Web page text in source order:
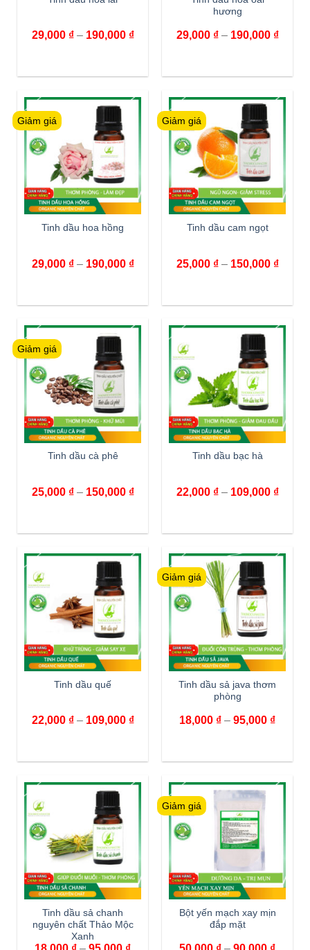
29,000 ₫– 190,000 ₫
hương
29,000 ₫– 190,000 ₫
Giảm giá
Tinh dầu hoa hồng
29,000 ₫– 190,000 ₫
Giảm giá
Tinh dầu cam ngọt
25,000 ₫– 150,000 ₫
Giảm giá
Tinh dầu cà phê
25,000 ₫– 150,000 ₫
Tinh dầu bạc hà
22,000 ₫– 109,000 ₫
Tinh dầu quế
22,000 ₫– 109,000 ₫
Giảm giá
Tinh dầu sả java thơm
phòng
18,000 ₫ – 95,000 ₫
Tinh dầu sả chanh
nguyên chất Thảo Mộc
Xanh
Giảm giá
Bột yến mạch xay mịn
đắp mặt